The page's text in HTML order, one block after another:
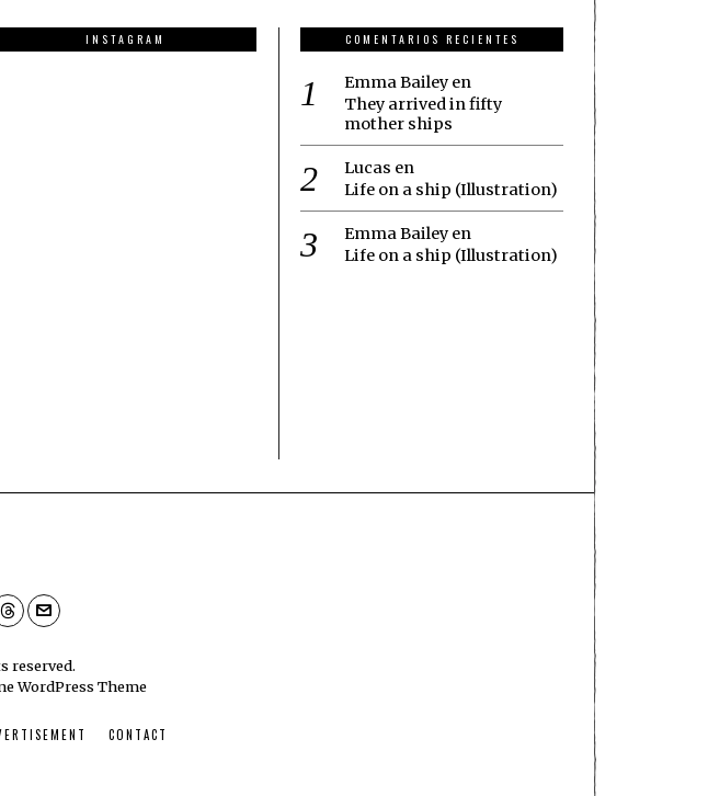
INSTAGRAM COMENTARIOS RECIENTES
Emma Bailey en
They arrived in fifty
mother ships
Lucas en
Life on a ship (Illustration)
Emma Bailey en
Life on a ship (Illustration)
reserved.
WordPress Theme
CONTACT